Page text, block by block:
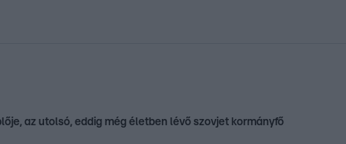
az utolsó, eddig még életben lévő szovjet kormányfő